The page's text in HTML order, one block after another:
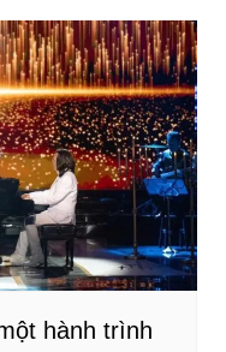
hành trình